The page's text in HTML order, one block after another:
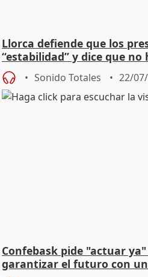
Llorca defiende que los
“estabilidad” y dice que
Sonido Totales 22/
Confebask pide "actuar
garantizar el futuro con